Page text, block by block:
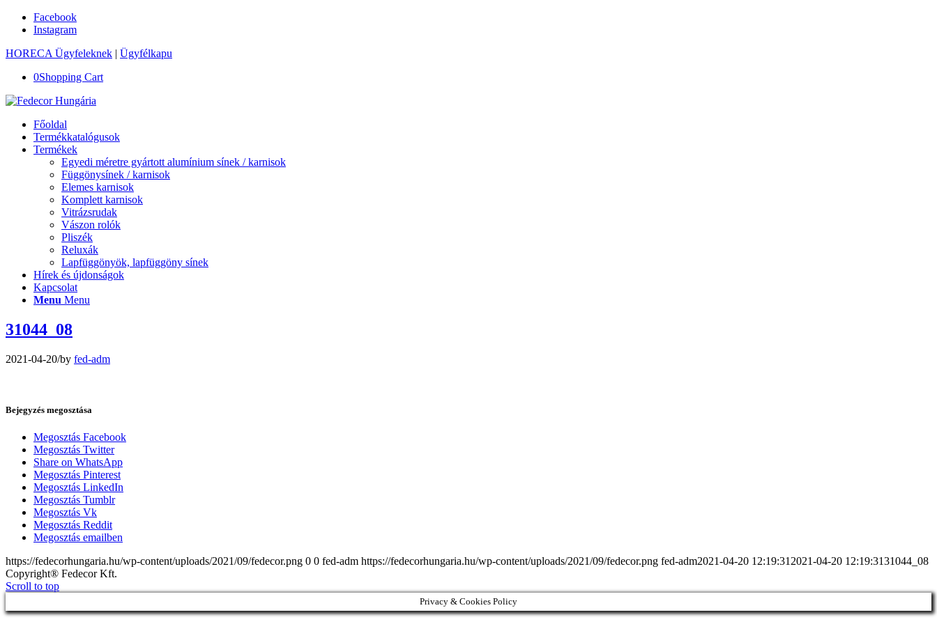
Facebook
Instagram
HORECA Ügyfeleknek | Ügyfélkapu
0Shopping Cart
Főoldal
Termékkatalógusok
Termékek
Egyedi méretre gyártott alumínium sínek / karnisok
Függönysínek / karnisok
Elemes karnisok
Komplett karnisok
Vitrázsrudak
Vászon rolók
Pliszék
Reluxák
Lapfüggönyök, lapfüggöny sínek
Hírek és újdonságok
Kapcsolat
Menu Menu
31044_08
2021-04-20/by fed-adm
Bejegyzés megosztása
Megosztás Facebook
Megosztás Twitter
Share on WhatsApp
Megosztás Pinterest
Megosztás LinkedIn
Megosztás Tumblr
Megosztás Vk
Megosztás Reddit
Megosztás emailben
https://fedecorhungaria.hu/wp-content/uploads/2021/09/fedecor.png 0 0 fed-adm https://fedecorhungaria.hu/wp-content/uploads/2021/09/fedecor.png fed-adm2021-04-20 12:19:31 2021-04-20 12:19:3131044_08
Copyright® Fedecor Kft.
Scroll to top
Privacy & Cookies Policy